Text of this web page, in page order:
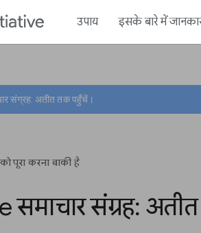
उपाय इसके बारे में
संग्रह: अतीत तक पहुँचें।
पूरा करना बाकी है
समाचार संग्रह: